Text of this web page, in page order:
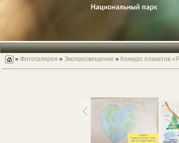
» Фотогалерея » Экопросвещение » Конкурс плакатов